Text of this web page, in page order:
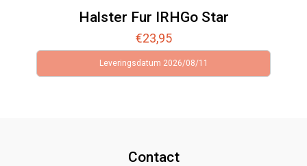
Halster Fur IRHGo Star
€23,95
Leveringsdatum 2026/08/11
Contact